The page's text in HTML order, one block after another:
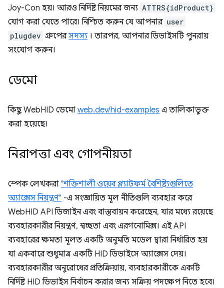
Joy-Con হয়। আরও নির্দিষ্ট নিয়মের জন্য ATTRS{idProduct}
যোগ করা যেতে পারে। নিশ্চিত করুন যে আপনার user
plugdev গ্রুপেরসদস্য । তারপর, আপনার ডিভাইসটি পুনরায়
সংযোগ করুন।
ডেমো
কিছু WebHID ডেমো web.dev/hid-examples এ তালিকাভুক্ত
করা হয়েছে।
নিরাপত্তা এবং গোপনীয়তা
স্পেক লেখকরা "শক্তিশালী ওয়েব প্ল্যাটফর্ম বৈশিষ্ট্যগুলিতে
অ্যাক্সেস নিয়ন্ত্রণ" -এ সংজ্ঞায়িত মূল নীতিগুলি ব্যবহার করে
WebHID API ডিজাইন এবং বাস্তবায়ন করেছেন, যার মধ্যে রয়েছে
ব্যবহারকারীর নিয়ন্ত্রণ, স্বচ্ছতা এবং এরগনোমিক্স। এই API
ব্যবহারের ক্ষমতা মূলত একটি অনুমতি মডেল দ্বারা নির্ধারিত হয়
যা একবারে শুধুমাত্র একটি HID ডিভাইসে অ্যাক্সেস দেয়।
ব্যবহারকারীর অনুরোধের প্রতিক্রিয়ায়, ব্যবহারকারীকে একটি
নির্দিষ্ট HID ডিভাইস নির্বাচন করার জন্য সক্রিয় পদক্ষেপ নিতে হবে।